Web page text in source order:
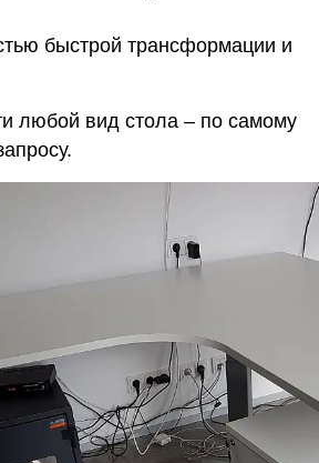
быстрой трансформации и
любой вид стола – по самому